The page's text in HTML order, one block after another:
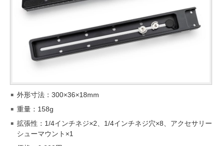
外形寸法：300×36×18mm
重量：158g
拡張性：1/4インチネジ×2、1/4インチネジ穴×8、アクセサリー
シューマウント×1